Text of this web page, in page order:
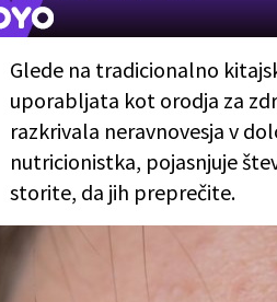
Glede na tradicionalno
uporabljata kot orodja za
razkrivala neravnovesja v
nutricionistka, pojasnjuje
storite, da jih preprečite.